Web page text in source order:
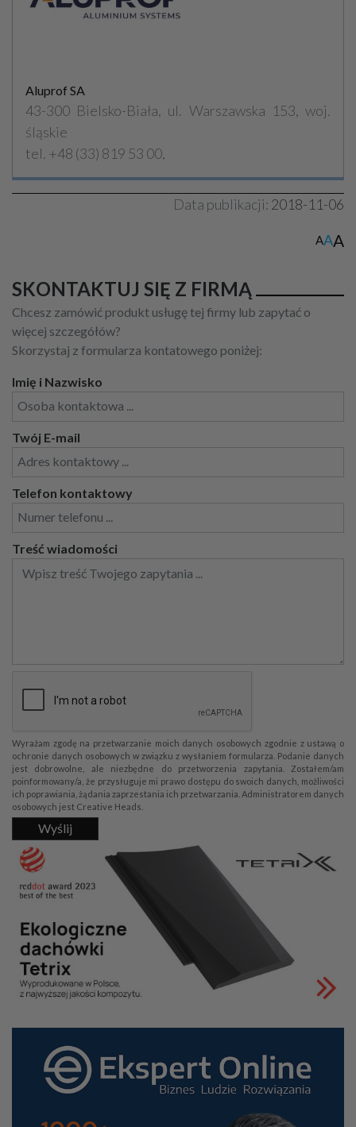
Aluprof SA
43-300 Bielsko-Biała, ul. Warszawska 153, woj.
śląskie
tel. +48 (33) 819 53 00,
Data publikacji: 2018-11-06
AAA
SKONTAKTUJ SIĘ Z FIRMĄ
Chcesz zamówić produkt usługę tej firmy lub zapytać o
więcej szczegółów?
Skorzystaj z formularza kontatowego poniżej:
Imię i Nazwisko
Twój E-mail
Telefon kontaktowy
Treść wiadomości
Wyrażam zgodę na przetwarzanie moich danych osobowych zgodnie z ustawą o
ochronie danych osobowych w związku z wysłaniem formularza. Podanie danych
jest dobrowolne, ale niezbędne do przetworzenia zapytania. Zostałem/am
poinformowany/a, że przysługuje mi prawo dostępu do swoich danych, możliwości
ich poprawiania, żądania zaprzestania ich przetwarzania. Administratorem danych
osobowych jest Creative Heads.
Wyślij